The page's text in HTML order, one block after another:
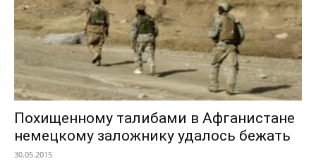
Похищенному талибами в Афганистане
немецкому заложнику удалось бежать
30.05.2015